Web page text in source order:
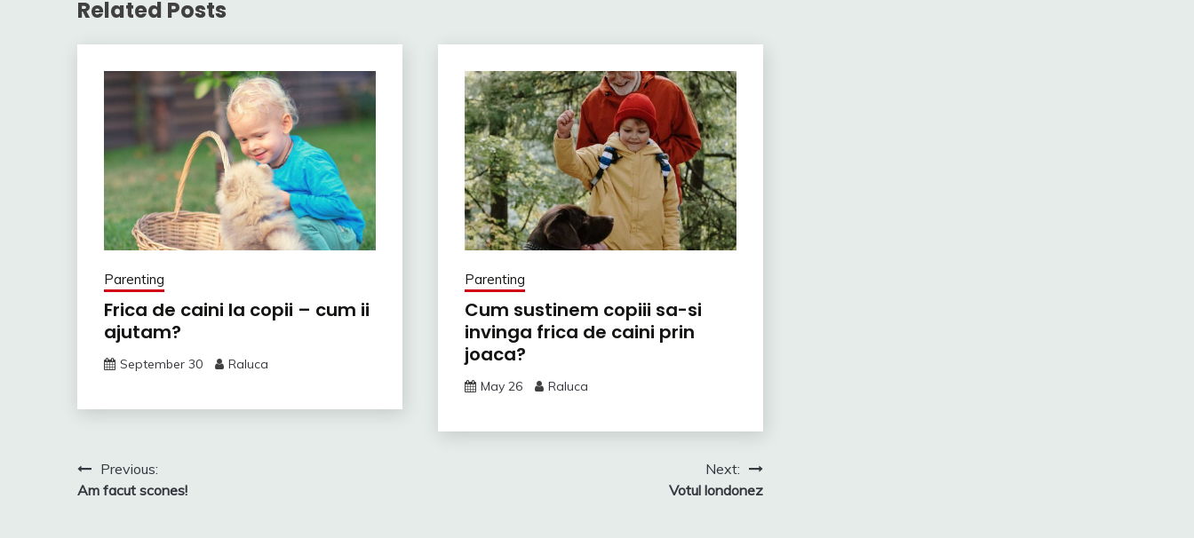
Related Posts
Parenting
Frica de caini la copii – cum ii
ajutam?
September 30 Raluca
Parenting
Cum sustinem copiii sa-si
invinga frica de caini prin
joaca?
May 26 Raluca
Post
navigation
Previous:
Am facut scones!
Next:
Votul londonez